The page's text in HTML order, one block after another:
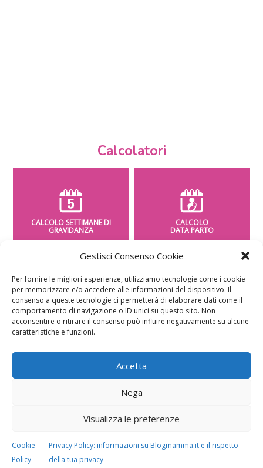
Gestisci Consenso Cookie
Per fornire le migliori esperienze, utilizziamo tecnologie come i cookie
per memorizzare e/o accedere alle informazioni del dispositivo. Il
consenso a queste tecnologie ci permetterà di elaborare dati come il
comportamento di navigazione o ID unici su questo sito. Non
acconsentire o ritirare il consenso può influire negativamente su alcune
caratteristiche e funzioni.
Accetta
Nega
Visualizza le preferenze
Cookie
Policy
Privacy Policy: informazioni su Blogmamma.it e il rispetto
della tua privacy
Calcolatori
CALCOLO SETTIMANE DI
GRAVIDANZA
CALCOLO
DATA PARTO
CALCOLO
PESO BAMBINO
CALCOLO
PERIODO FERTILE